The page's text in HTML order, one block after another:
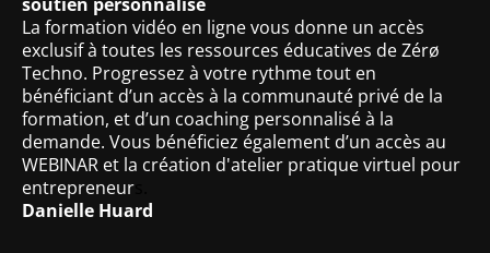
La formation vidéo en ligne vous donne un accès
exclusif à toutes les ressources éducatives de Zérø
Techno. Progressez à votre rythme tout en
bénéficiant d’un accès à la communauté privé de la
formation, et d’un coaching personnalisé à la
demande. Vous bénéficiez également d’un accès au
WEBINAR et la création d'atelier pratique virtuel pour
entrepreneur
Danielle Huard